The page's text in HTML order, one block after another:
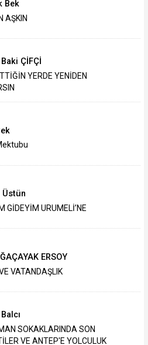
Bek
AŞKIN
ÇİFÇİ
YERDE YENİDEN
Üstün
GİDEYİM URUMELİ’NE
ERSOY
VATANDAŞLIK
SOKAKLARINDA SON
VE ANTEP'E YOLCULUK